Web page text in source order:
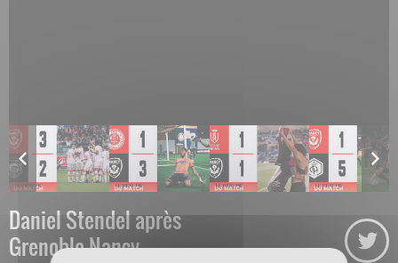
Daniel Stendel après
Grenoble-Nancy